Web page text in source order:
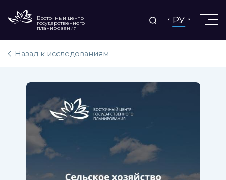
Восточный центр
государственного
планирования
РУ
Назад к исследованиям